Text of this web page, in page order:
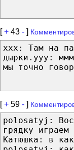
[+ 43 - ]
xxx: Там на
дырки.yyy:
мы точно
[+ 59 - ]
polosatyj:
грядку
Катюшка: в